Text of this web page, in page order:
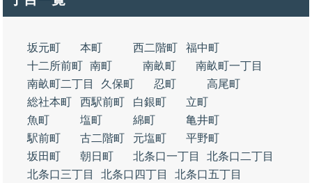
坂元町 本町 西二階町
福中町
十二所前町 南町 南畝町
南畝町一丁目
南畝町二丁目
久保町 忍町
高尾町
総社本町
西駅前町 白銀町
立町
魚町
塩町 綿町
亀井町
駅前町
古二階町 元塩町
平野町
坂田町
朝日町 北条口一丁目
北条口二丁目
北条口三丁目
北条口四丁目
北条口五丁目